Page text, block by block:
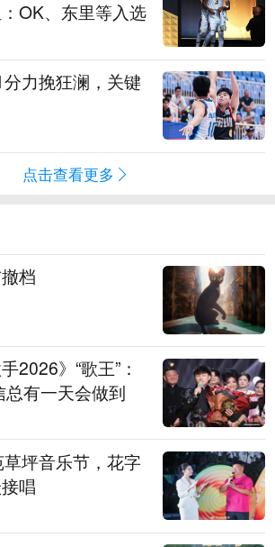
OK、东里等入选
力挽狂澜，关键
点击查看更多
档
2026》“歌王”：
有一天会做到
坪音乐节，花字
唱